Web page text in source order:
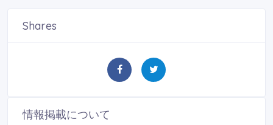
Shares
情報掲載について